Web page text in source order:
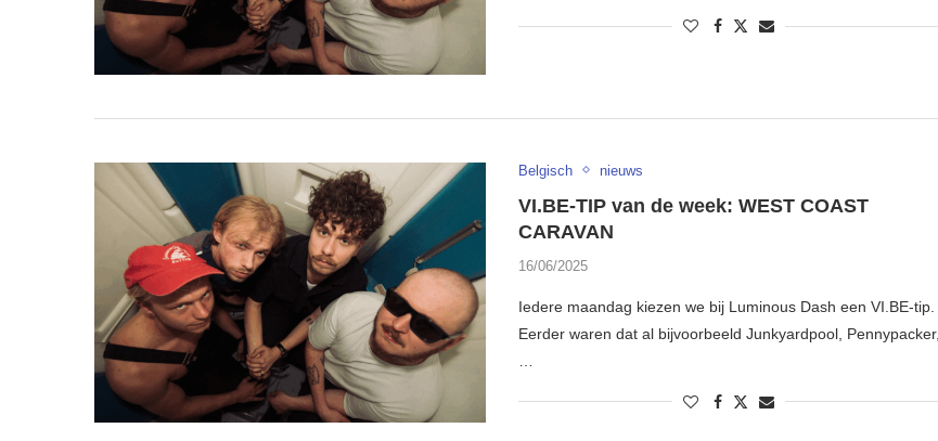
Belgisch nieuws
VI.BE-TIP van de week: WEST COAST
CARAVAN
16/06/2025
Iedere maandag kiezen we bij Luminous Dash een VI.BE-tip.
Eerder waren dat al bijvoorbeeld Junkyardpool, Pennypacker,